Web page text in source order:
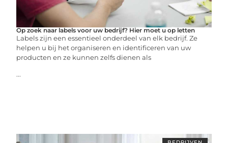
Op zoek naar labels voor uw bedrijf? Hier moet u op letten
Labels zijn een essentieel onderdeel van elk bedrijf. Ze
helpen u bij het organiseren en identificeren van uw
producten en ze kunnen zelfs dienen als
...